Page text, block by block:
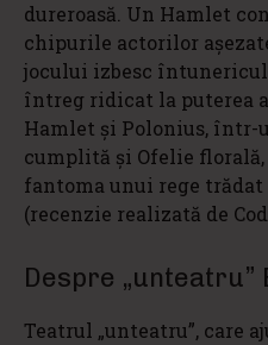
dureroasă. Un Hamlet
chipurile actorilor
jocului izbesc
întreg ridicat la puterea
Hamlet și Polonius, într-
cumplită și Ofelie
fantoma unui rege trădat
(recenzie realizată de
Despre „unteatru”
Teatrul „unteatru”, care